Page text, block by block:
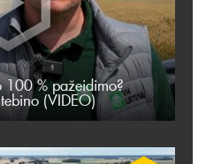
100 % pažeidimo?
(VIDEO)